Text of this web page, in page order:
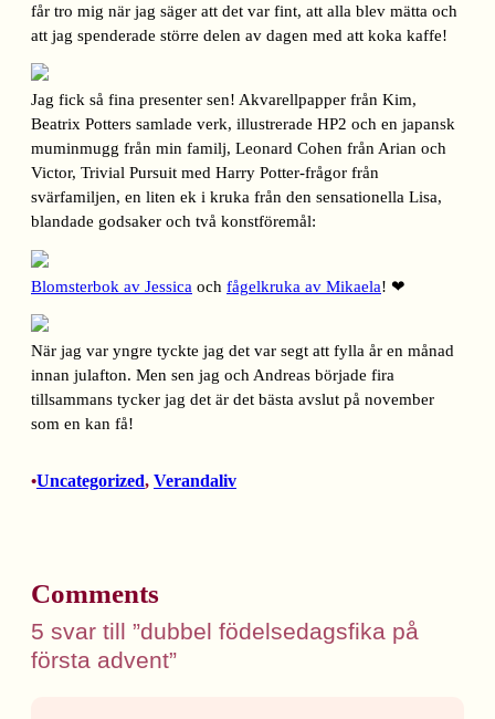
får tro mig när jag säger att det var fint, att alla blev mätta och
att jag spenderade större delen av dagen med att koka kaffe!
Jag fick så fina presenter sen! Akvarellpapper från Kim,
Beatrix Potters samlade verk, illustrerade HP2 och en japansk
muminmugg från min familj, Leonard Cohen från Arian och
Victor, Trivial Pursuit med Harry Potter-frågor från
svärfamiljen, en liten ek i kruka från den sensationella Lisa,
blandade godsaker och två konstföremål:
Blomsterbok av Jessica och fågelkruka av Mikaela! ❤
När jag var yngre tyckte jag det var segt att fylla år en månad
innan julafton. Men sen jag och Andreas började fira
tillsammans tycker jag det är det bästa avslut på november
som en kan få!
•Uncategorized, Verandaliv
Comments
5 svar till ”dubbel födelsedagsfika på
första advent”